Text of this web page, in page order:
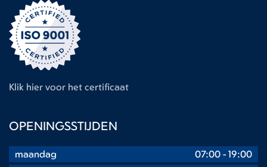
Klik hier voor het certificaat
OPENINGSSTIJDEN
maandag 07:00 - 19:00